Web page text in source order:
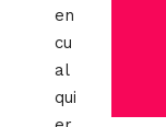
en
cu
al
qui